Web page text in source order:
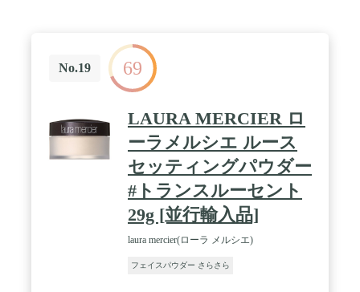
No.19 69
LAURA MERCIER ロ
ーラメルシエ ルース
セッティングパウダー
#トランスルーセント
29g [並行輸入品]
laura mercier(ローラ メルシエ)
フェイスパウダー さらさら